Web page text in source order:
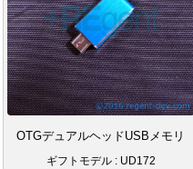
OTGデュアルヘッドUSBメモリ
ギフトモデル : UD172